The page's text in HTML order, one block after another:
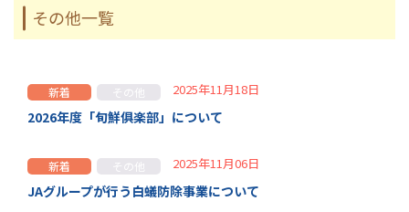
その他一覧
新着 その他 2025年11月18日
2026年度「旬鮮俱楽部」について
新着 その他 2025年11月06日
JAグループが行う白蟻防除事業について